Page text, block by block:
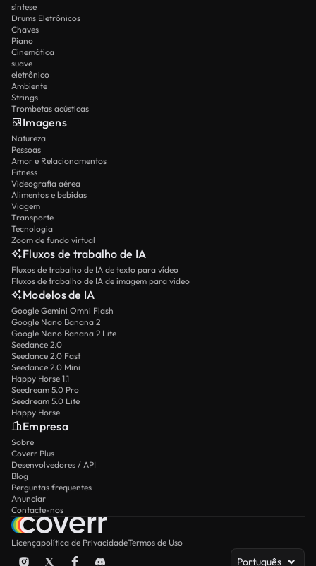
síntese
Drums Eletrônicos
Chaves
Piano
Cinemática
suave
eletrônico
Ambiente
Strings
Trombetas acústicas
Imagens
Natureza
Pessoas
Amor e Relacionamentos
Fitness
Videografia aérea
Alimentos e bebidas
Viagem
Transporte
Tecnologia
Zoom de fundo virtual
Fluxos de trabalho de IA
Fluxos de trabalho de IA de texto para vídeo
Fluxos de trabalho de IA de imagem para vídeo
Modelos de IA
Google Gemini Omni Flash
Google Nano Banana 2
Google Nano Banana 2 Lite
Seedance 2.0
Seedance 2.0 Fast
Seedance 2.0 Mini
Happy Horse 1.1
Seedream 5.0 Pro
Seedream 5.0 Lite
Happy Horse
Empresa
Sobre
Coverr Plus
Desenvolvedores / API
Blog
Perguntas frequentes
Anunciar
Contacte-nos
Licençapolítica de PrivacidadeTermos de Uso
Português